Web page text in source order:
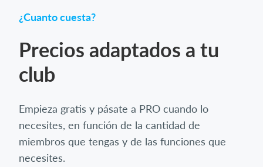
¿Cuanto cuesta?
Precios adaptados a tu
club
Empieza gratis y pásate a PRO cuando lo
necesites, en función de la cantidad de
miembros que tengas y de las funciones que
necesites.